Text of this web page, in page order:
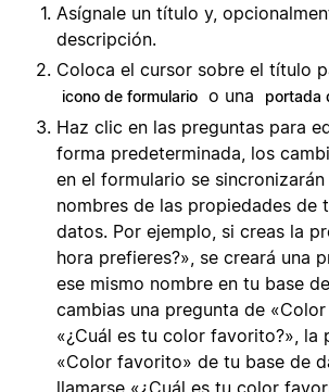
Asígnale un título y,
descripción.
Coloca el cursor sobre el título
icono de formulario o una portada
Haz clic en las preguntas para
forma predeterminada, los
en el formulario se
nombres de las propiedades de
datos. Por ejemplo, si creas la
hora prefieres?», se creará una
ese mismo nombre en tu base
cambias una pregunta de
«¿Cuál es tu color favorito?», la
«Color favorito» de tu base de
llamarse «¿Cuál es tu color